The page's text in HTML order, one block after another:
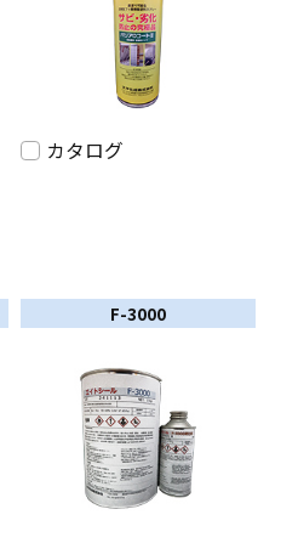
カタログ
F-3000